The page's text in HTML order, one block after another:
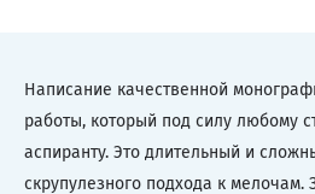
Написание качественной
работы, который под силу любому
аспиранту. Это длительный и
скрупулезного подхода к